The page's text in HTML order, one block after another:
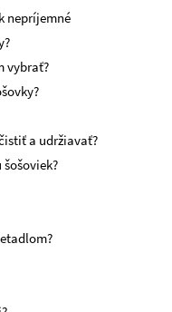
nepríjemné
vybrať?
a udržiavať?